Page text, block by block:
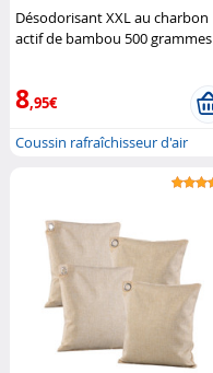
Désodorisant XXL au charbon
actif de bambou 500 grammes
8,95€
Coussin rafraîchisseur d'air